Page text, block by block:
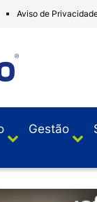
Aviso de
Gestão